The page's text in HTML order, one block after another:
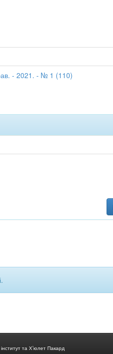
- 2021. - № 1 (110)
та Х’юлет Пакард